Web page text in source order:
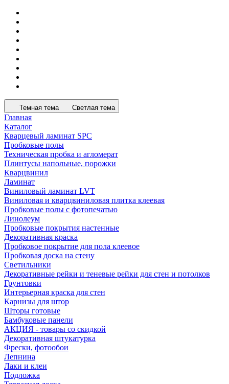
Темная тема Светлая тема
Главная
Каталог
Кварцевый ламинат SPC
Пробковые полы
Техническая пробка и агломерат
Плинтусы напольные, порожки
Кварцвинил
Ламинат
Виниловый ламинат LVT
Виниловая и кварцвиниловая плитка клеевая
Пробковые полы с фотопечатью
Линолеум
Пробковые покрытия настенные
Декоративная краска
Пробковое покрытие для пола клеевое
Пробковая доска на стену
Светильники
Декоративные рейки и теневые рейки для стен и потолков
Грунтовки
Интерьерная краска для стен
Карнизы для штор
Шторы готовые
Бамбуковые панели
АКЦИЯ - товары со скидкой
Декоративная штукатурка
Фрески, фотообои
Лепнина
Лаки и клеи
Подложка